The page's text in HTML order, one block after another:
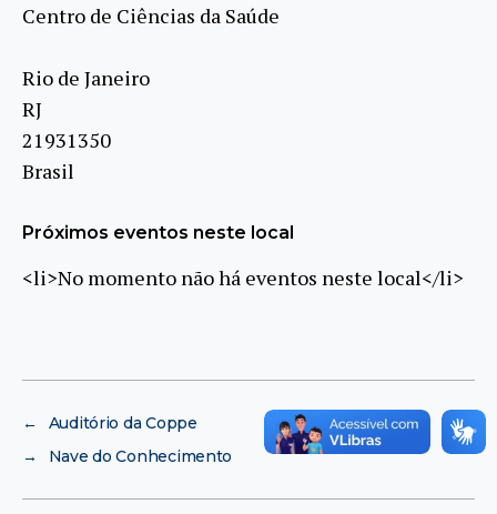
Centro de Ciências da Saúde
Rio de Janeiro
RJ
21931350
Brasil
Próximos eventos neste local
<li>No momento não há eventos neste local</li>
←
Auditório da Coppe
→
Nave do Conhecimento